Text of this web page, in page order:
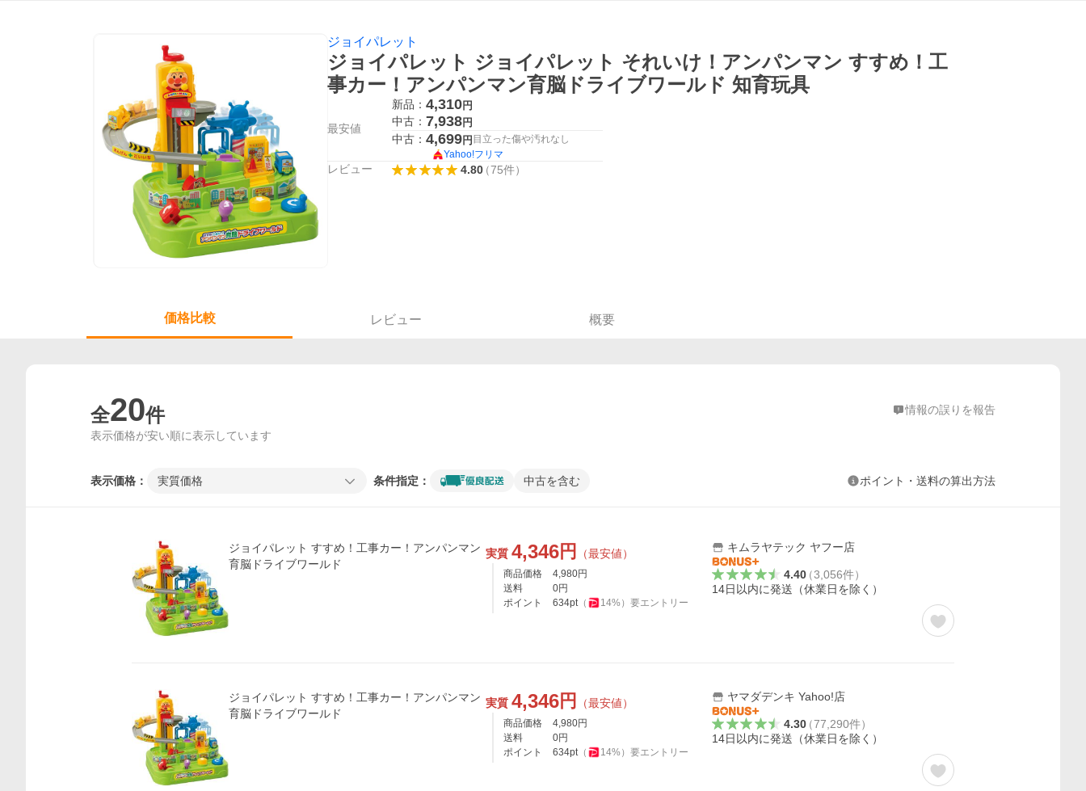
ジョイパレット
ジョイパレット ジョイパレット それいけ！アンパンマン すすめ！工
事カー！アンパンマン育脳ドライブワールド 知育玩具
最安値
新品： 4,310円
中古： 7,938円
中古： 4,699円 目立った傷や汚れなし
Yahoo!フリマ
レビュー 4.80（75件）
価格比較 レビュー 概要
全20件 情報の誤りを報告
表示価格が安い順に表示しています
表示価格： 実質価格 条件指定： 中古を含む ポイント・送料の算出方法
ジョイパレット すすめ！工事カー！アンパンマン
育脳ドライブワールド
実質 4,346円 （最安値）
商品価格 4,980円
送料
0円
ポイント
634pt（ 14%） 要エントリー
キムラヤテック ヤフー店
4.40（3,056件）
14日以内に発送（休業日を除く）
ジョイパレット すすめ！工事カー！アンパンマン
育脳ドライブワールド
実質 4,346円 （最安値）
商品価格 4,980円
送料
0円
ポイント
634pt（ 14%） 要エントリー
ヤマダデンキ Yahoo!店
4.30（77,290件）
14日以内に発送（休業日を除く）